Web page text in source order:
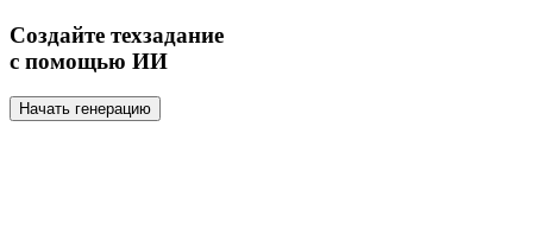
Создайте техзадание
с помощью ИИ
Начать генерацию